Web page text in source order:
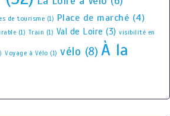
de tourisme (1) Place de marché (4)
(1) Train (1) Val de Loire (3) visibilité en
Voyage à Vélo (1) vélo (8) À la